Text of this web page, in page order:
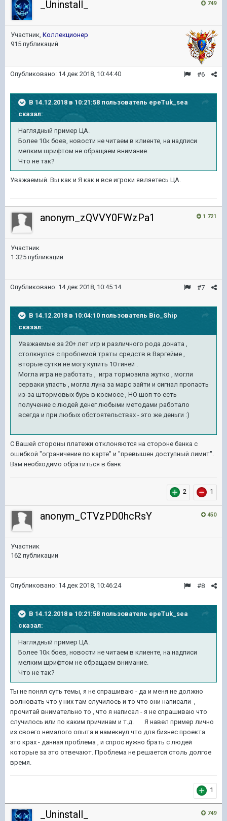
749
_Uninstall_
Участник, Коллекционер
915 публикаций
#6
Опубликовано: 14 дек 2018, 10:44:40
В 14.12.2018 в 10:21:58 пользователь epeTuk_sea
сказал:
Наглядный пример ЦА.
Более 10к боев, новости не читаем в клиенте, на надписи
мелким шрифтом не обращаем внимание.
Что не так?
Уважаемый. Вы как и Я как и все игроки являетесь ЦА.
1 721
anonym_zQVVY0FWzPa1
Участник
1 325 публикаций
#7
Опубликовано: 14 дек 2018, 10:45:14
В 14.12.2018 в 10:04:10 пользователь Bio_Ship
сказал:
Уважаемые за 20+ лет игр и различного рода доната ,
столкнулся с проблемой траты средств в Варгейме ,
вторые сутки не могу купить 10 гиней .
Могла игра не работать , игра тормозила жутко , могли
серваки упасть , могла луна за марс зайти и сигнал пропасть
из-за штормовых бурь в космосе , НО шоп то есть
получение с людей денег любыми методами работало
всегда и при любых обстоятельствах - это же деньги :)
С Вашей стороны платежи отклоняются на стороне банка с
ошибкой "ограничение по карте" и "превышен доступный лимит".
Вам необходимо обратиться в банк
2 1
450
anonym_CTVzPD0hcRsY
Участник
162 публикации
#8
Опубликовано: 14 дек 2018, 10:46:24
В 14.12.2018 в 10:21:58 пользователь epeTuk_sea
сказал:
Наглядный пример ЦА.
Более 10к боев, новости не читаем в клиенте, на надписи
мелким шрифтом не обращаем внимание.
Что не так?
Ты не понял суть темы, я не спрашиваю - да и меня не должно
волновать что у них там случилось и то что они написали ,
прочитай внимательно то , что я написал - я не спрашиваю что
случилось или по каким причинам и т.д. Я навел пример лично
из своего немалого опыта и намекнул что для бизнес проекта
это крах - данная проблема , и спрос нужно брать с людей
которые за это отвечают. Проблема не решается столь долгое
время.
1
749
_Uninstall_